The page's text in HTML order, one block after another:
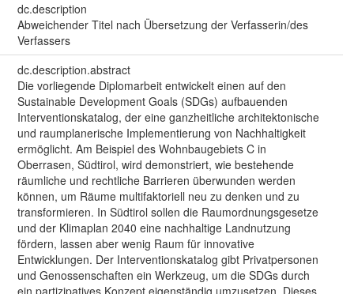
dc.description
Abweichender Titel nach Übersetzung der Verfasserin/des
Verfassers
dc.description.abstract
Die vorliegende Diplomarbeit entwickelt einen auf den
Sustainable Development Goals (SDGs) aufbauenden
Interventionskatalog, der eine ganzheitliche architektonische
und raumplanerische Implementierung von Nachhaltigkeit
ermöglicht. Am Beispiel des Wohnbaugebiets C in
Oberrasen, Südtirol, wird demonstriert, wie bestehende
räumliche und rechtliche Barrieren überwunden werden
können, um Räume multifaktoriell neu zu denken und zu
transformieren. In Südtirol sollen die Raumordnungsgesetze
und der Klimaplan 2040 eine nachhaltige Landnutzung
fördern, lassen aber wenig Raum für innovative
Entwicklungen. Der Interventionskatalog gibt Privatpersonen
und Genossenschaften ein Werkzeug, um die SDGs durch